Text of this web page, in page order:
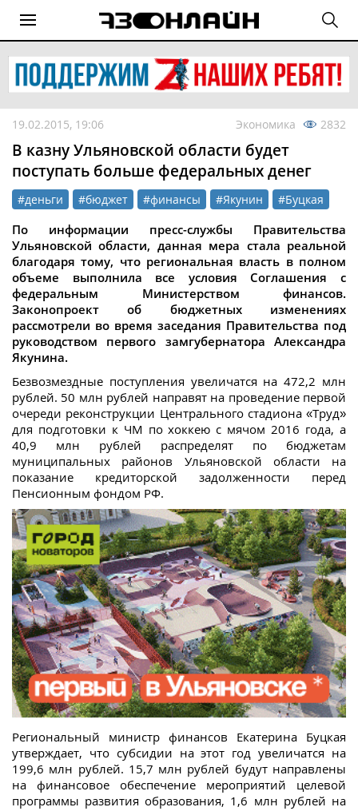
19.02.2015, 19:06 Экономика 2832
В казну Ульяновской области будет
поступать больше федеральных денег
#деньги #бюджет #финансы #Якунин #Буцкая
По информации пресс-службы Правительства
Ульяновской области, данная мера стала реальной
благодаря тому, что региональная власть в полном
объеме выполнила все условия Соглашения с
федеральным Министерством финансов.
Законопроект об бюджетных изменениях
рассмотрели во время заседания Правительства под
руководством первого замгубернатора Александра
Якунина.
Безвозмездные поступления увеличатся на 472,2 млн
рублей. 50 млн рублей направят на проведение первой
очереди реконструкции Центрального стадиона «Труд»
для подготовки к ЧМ по хоккею с мячом 2016 года, а
40,9 млн рублей распределят по бюджетам
муниципальных районов Ульяновской области на
показание кредиторской задолженности перед
Пенсионным фондом РФ.
Региональный министр финансов Екатерина Буцкая
утверждает, что субсидии на этот год увеличатся на
199,6 млн рублей. 15,7 млн рублей будут направлены
на финансовое обеспечение мероприятий целевой
программы развития образования, 1,6 млн рублей на